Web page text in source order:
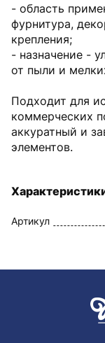
- область
фурнитура,
крепления;
- назначение -
от пыли и
Подходит для
коммерческих
аккуратный и
элементов.
Артикул